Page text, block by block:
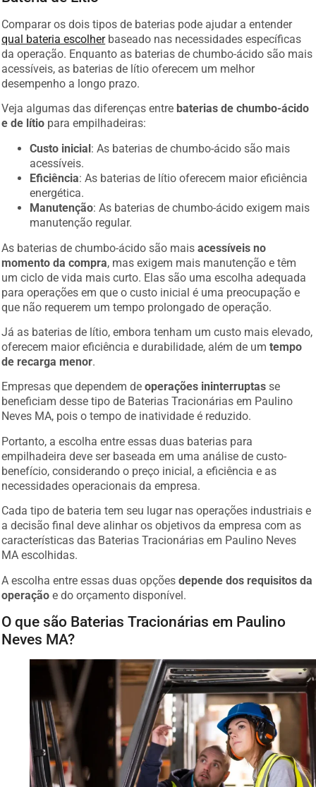
Comparar os dois tipos de baterias pode ajudar a entender
qual bateria escolherbaseado nas necessidades específicas
da operação. Enquanto as baterias de chumbo-ácido são mais
acessíveis, as baterias de lítio oferecem um melhor
desempenho a longo prazo.
Veja algumas das diferenças entre baterias de chumbo-ácido
e de lítio para empilhadeiras:
Custo inicial: As baterias de chumbo-ácido são mais
acessíveis.
Eficiência: As baterias de lítio oferecem maior eficiência
energética.
Manutenção: As baterias de chumbo-ácido exigem mais
manutenção regular.
As baterias de chumbo-ácido são maisacessíveis no
momento da compra, mas exigem mais manutenção e têm
um ciclo de vida mais curto. Elas são uma escolha adequada
para operações em que o custo inicial é uma preocupação e
que não requerem um tempo prolongado de operação.
Já as baterias de lítio, embora tenham um custo mais elevado,
oferecem maior eficiência e durabilidade, além de umtempo
de recarga menor.
Empresas que dependem deoperações ininterruptas se
beneficiam desse tipo de Baterias Tracionárias em Paulino
Neves MA, pois o tempo de inatividade é reduzido.
Portanto, a escolha entre essas duas baterias para
empilhadeira deve ser baseada em uma análise de custo-
benefício, considerando o preço inicial, a eficiência e as
necessidades operacionais da empresa.
Cada tipo de bateria tem seu lugar nas operações industriais e
a decisão final deve alinhar os objetivos da empresa com as
características das Baterias Tracionárias em Paulino Neves
MA escolhidas.
A escolha entre essas duas opçõesdepende dos requisitos da
operação e do orçamento disponível.
O que são Baterias Tracionárias em Paulino
Neves MA?